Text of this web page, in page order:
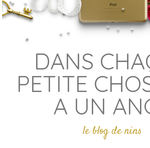
DANS
PETITE
A UN
le blog de nins